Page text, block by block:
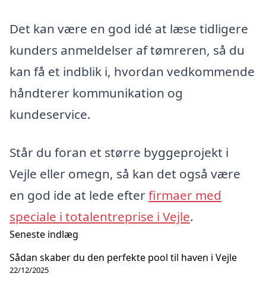
Det kan være en god idé at læse tidligere
kunders anmeldelser af tømreren, så du
kan få et indblik i, hvordan vedkommende
håndterer kommunikation og
kundeservice.
Står du foran et større byggeprojekt i
Vejle eller omegn, så kan det også være
en god ide at lede efterfirmaer med
speciale i totalentreprise i Vejle.
Seneste indlæg
Sådan skaber du den perfekte pool til haven i Vejle
22/12/2025